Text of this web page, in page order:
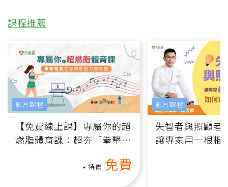
課程推薦
【免費線上課】專屬你的超
燃脂體育課：超夯「拳擊有
特價 免費
影片課程
失智者與照顧者
讓專家用一根棍
影片課程